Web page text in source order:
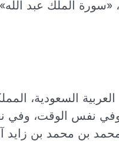
الملك عبد
السعودية،
نفس الوقت، وفي
بن محمد بن زايد